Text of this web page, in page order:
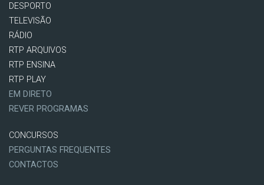
DESPORTO
TELEVISÃO
RÁDIO
RTP ARQUIVOS
RTP ENSINA
RTP PLAY
EM DIRETO
REVER PROGRAMAS
CONCURSOS
PERGUNTAS FREQUENTES
CONTACTOS